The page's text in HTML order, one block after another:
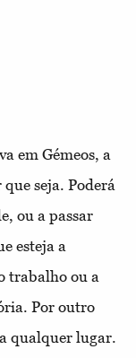
em Gémeos, a
seja. Poderá
ou a passar
esteja a
trabalho ou a
Por outro
qualquer lugar.